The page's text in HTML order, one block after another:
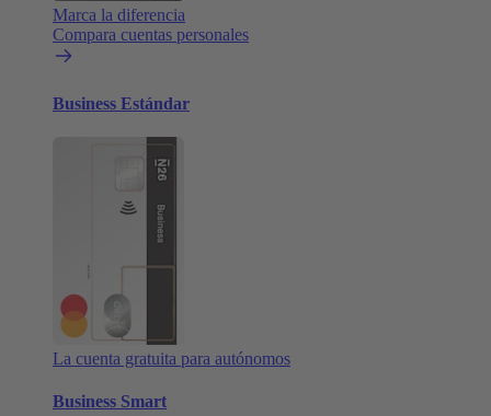
Marca la diferencia
Compara cuentas personales
Business Estándar
La cuenta gratuita para autónomos
Business Smart